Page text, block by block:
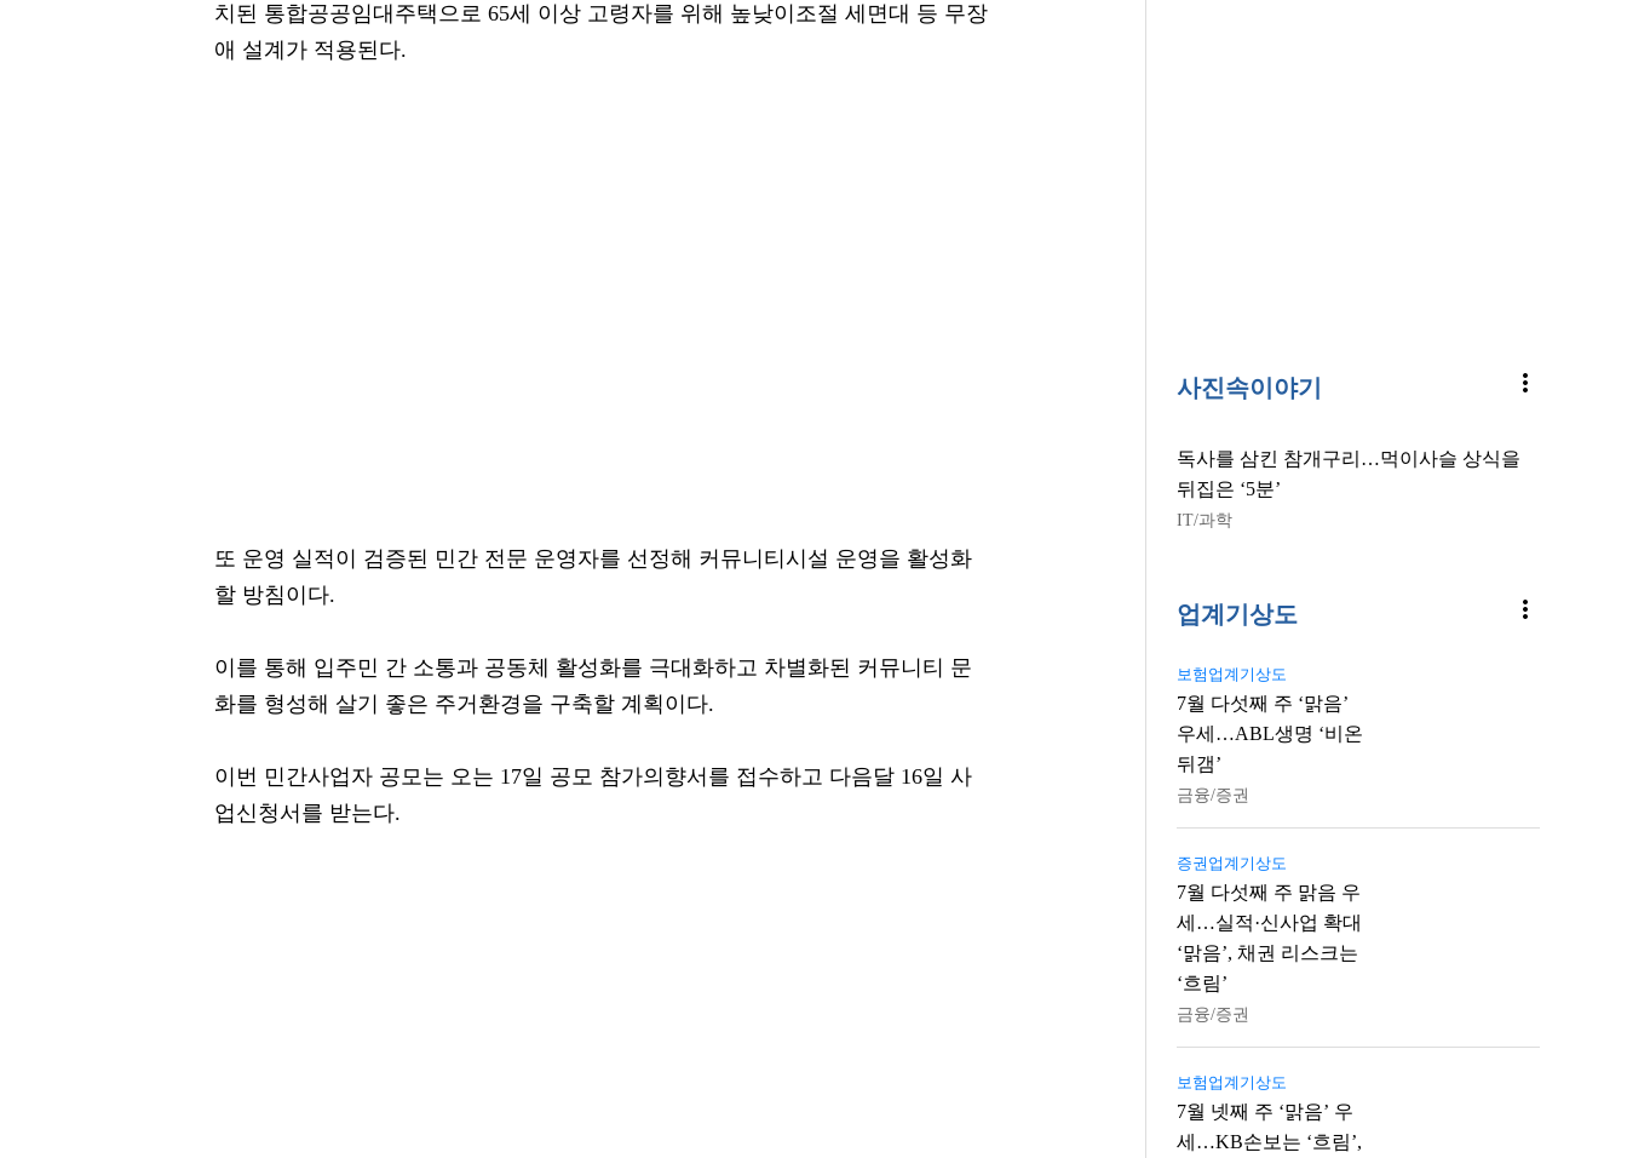
치된 통합공공임대주택으로 65세 이상 고령자를 위해 높낮이조절 세면대 등 무장
애 설계가 적용된다.
또 운영 실적이 검증된 민간 전문 운영자를 선정해 커뮤니티시설 운영을 활성화
할 방침이다.
이를 통해 입주민 간 소통과 공동체 활성화를 극대화하고 차별화된 커뮤니티 문
화를 형성해 살기 좋은 주거환경을 구축할 계획이다.
이번 민간사업자 공모는 오는 17일 공모 참가의향서를 접수하고 다음달 16일 사
업신청서를 받는다.
사진속이야기 more_vert
독사를 삼킨 참개구리…먹이사슬 상식을
뒤집은 ‘5분’
IT/과학
업계기상도 more_vert
보험업계기상도
7월 다섯째 주 ‘맑음’
우세…ABL생명 ‘비온
뒤갬’
금융/증권
증권업계기상도
7월 다섯째 주 맑음 우
세…실적·신사업 확대
‘맑음’, 채권 리스크는
‘흐림’
금융/증권
보험업계기상도
7월 넷째 주 ‘맑음’ 우
세…KB손보는 ‘흐림’,